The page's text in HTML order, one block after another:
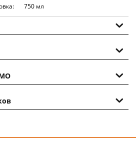
750 мл